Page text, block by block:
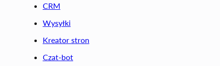
CRM
Wysyłki
Kreator stron
Czat-bot